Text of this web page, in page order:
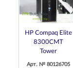
HP Compaq Elite
8300CMT
Tower
Арт. № 80126705